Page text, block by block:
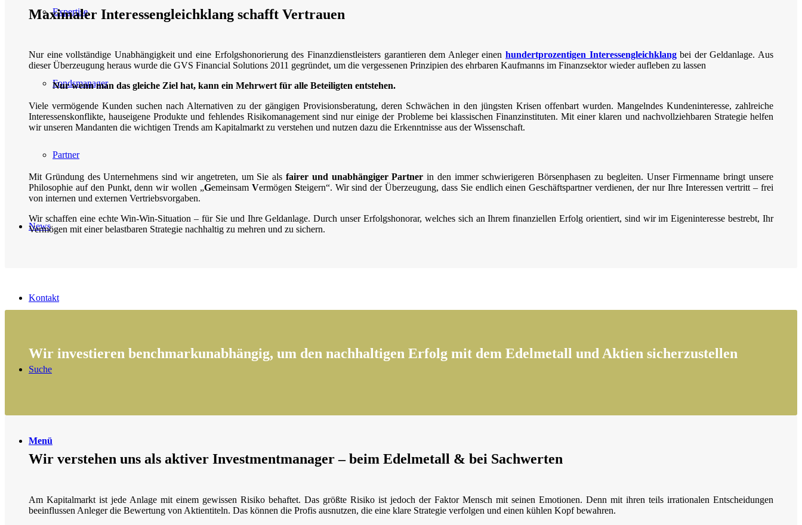
Expertise
Fondsmanager
Partner
News
Kontakt
Suche
Menü
Maximaler Interessengleichklang schafft Vertrauen
Nur eine vollständige Unabhängigkeit und eine Erfolgshonorierung des Finanzdienstleisters garantieren dem Anleger einen hundertprozentigen Interessengleichklangbei der Geldanlage. Aus
dieser Überzeugung heraus wurde die GVS Financial Solutions 2011 gegründet, um die vergessenen Prinzipien des ehrbaren Kaufmanns im Finanzsektor wieder aufleben zu lassen
Nur wenn man das gleiche Ziel hat, kann ein Mehrwert für alle Beteiligten entstehen.
Viele vermögende Kunden suchen nach Alternativen zu der gängigen Provisionsberatung, deren Schwächen in den jüngsten Krisen offenbart wurden. Mangelndes Kundeninteresse, zahlreiche
Interessenskonflikte, hauseigene Produkte und fehlendes Risikomanagement sind nur einige der Probleme bei klassischen Finanzinstituten. Mit einer klaren und nachvollziehbaren Strategie helfen
wir unseren Mandanten die wichtigen Trends am Kapitalmarkt zu verstehen und nutzen dazu die Erkenntnisse aus der Wissenschaft.
Mit Gründung des Unternehmens sind wir angetreten, um Sie als fairer und unabhängiger Partner in den immer schwierigeren Börsenphasen zu begleiten. Unser Firmenname bringt unsere
Philosophie auf den Punkt, denn wir wollen „Gemeinsam Vermögen Steigern“. Wir sind der Überzeugung, dass Sie endlich einen Geschäftspartner verdienen, der nur Ihre Interessen vertritt – frei
von internen und externen Vertriebsvorgaben.
Wir schaffen eine echte Win-Win-Situation – für Sie und Ihre Geldanlage. Durch unser Erfolgshonorar, welches sich an Ihrem finanziellen Erfolg orientiert, sind wir im Eigeninteresse bestrebt, Ihr
Vermögen mit einer belastbaren Strategie nachhaltig zu mehren und zu sichern.
Wir investieren benchmarkunabhängig, um den nachhaltigen Erfolg mit dem Edelmetall und Aktien sicherzustellen
Wir verstehen uns als aktiver Investmentmanager – beim Edelmetall & bei Sachwerten
Am Kapitalmarkt ist jede Anlage mit einem gewissen Risiko behaftet. Das größte Risiko ist jedoch der Faktor Mensch mit seinen Emotionen. Denn mit ihren teils irrationalen Entscheidungen
beeinflussen Anleger die Bewertung von Aktientiteln. Das können die Profis ausnutzen, die eine klare Strategie verfolgen und einen kühlen Kopf bewahren.